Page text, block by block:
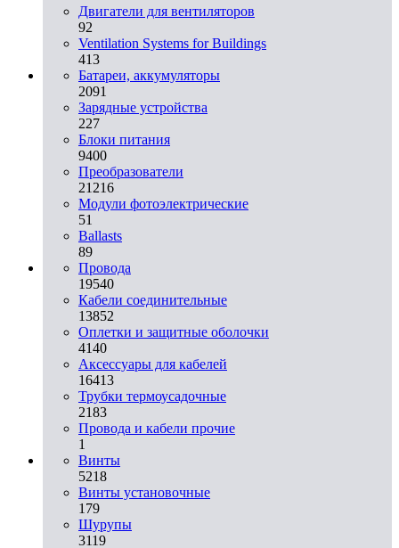
Двигатели для вентиляторов
92
Ventilation Systems for Buildings
413
Батареи, аккумуляторы
2091
Зарядные устройства
227
Блоки питания
9400
Преобразователи
21216
Модули фотоэлектрические
51
Ballasts
89
Провода
19540
Кабели соединительные
13852
Оплетки и защитные оболочки
4140
Аксессуары для кабелей
16413
Трубки термоусадочные
2183
Провода и кабели прочие
1
Винты
5218
Винты установочные
179
Шурупы
3119